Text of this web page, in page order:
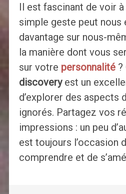
Il est fascinant de voir
simple geste peut nous
davantage sur nous-
la manière dont vous
sur votre personnalité ?
discoveryest un
d’explorer des aspects
ignorés. Partagez vos
impressions : un peu
est toujours l’occasion
comprendre et de